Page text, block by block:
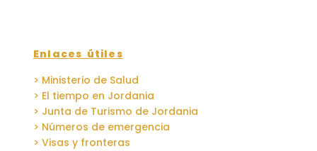
Enlaces útiles
> Ministerio de Salud
> El tiempo en Jordania
> Junta de Turismo de Jordania
> Números de emergencia
> Visas y fronteras